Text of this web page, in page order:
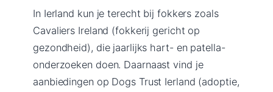
In Ierland kun je terecht bij fokkers zoals
Cavaliers Ireland (fokkerij gericht op
gezondheid), die jaarlijks hart- en patella-
onderzoeken doen. Daarnaast vind je
aanbiedingen op Dogs Trust Ierland (adoptie,